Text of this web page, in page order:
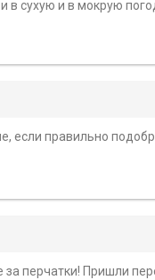
в сухую и в мокрую
если правильно
перчатки! Пришли